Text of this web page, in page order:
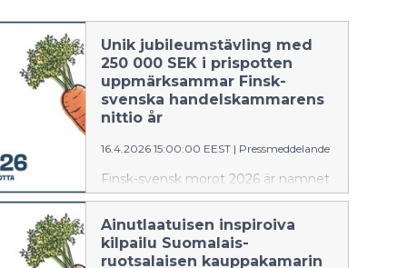
Unik jubileumstävling med
250 000 SEK i prispotten
uppmärksammar Finsk-
svenska handelskammarens
nittio år
16.4.2026 15:00:00 EEST | Pressmeddelande
Finsk-svensk morot 2026 är namnet
på Finsk-svenska
handelskammarens unika
jubileumstävling för alla kreativa
personer mellan 18 och 40 år,
Ainutlaatuisen inspiroiva
kilpailu Suomalais-
ruotsalaisen kauppakamarin